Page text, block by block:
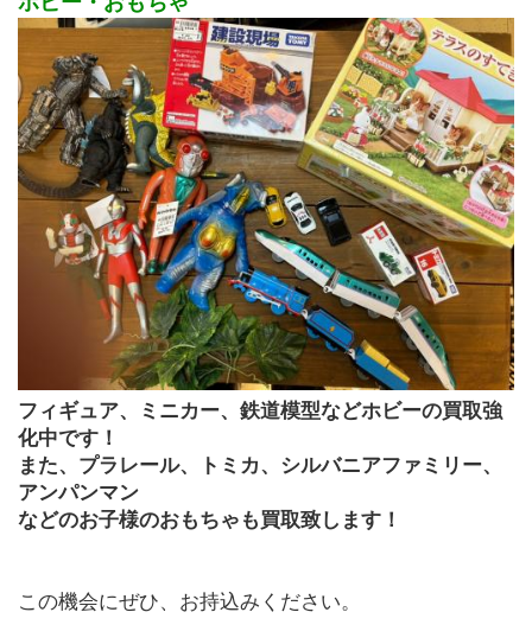
フィギュア、ミニカー、鉄道模型などホビーの買取強
化中です！
また、プラレール、トミカ、シルバニアファミリー、
アンパンマン
などのお子様のおもちゃも買取致します！
この機会にぜひ、お持込みください。